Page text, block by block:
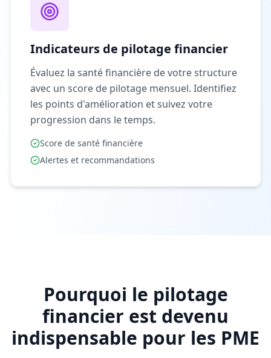
Indicateurs de pilotage financier
Évaluez la santé financière de votre structure
avec un score de pilotage mensuel. Identifiez
les points d'amélioration et suivez votre
progression dans le temps.
Score de santé financière
Alertes et recommandations
Pourquoi le pilotage
financier est devenu
indispensable pour les PME